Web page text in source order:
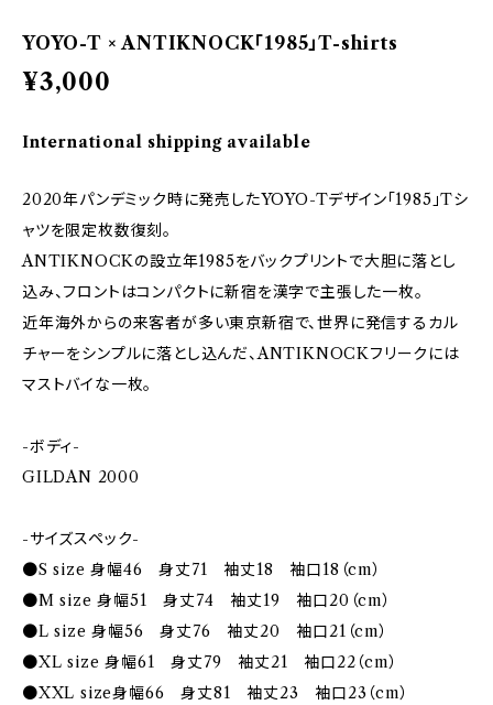
YOYO-T × ANTIKNOCK「1985」T-shirts
¥3,000
International shipping available
2020年パンデミック時に発売したYOYO-Tデザイン「1985」Tシ
ャツを限定枚数復刻。
ANTIKNOCKの設立年1985をバックプリントで大胆に落とし
込み、フロントはコンパクトに新宿を漢字で主張した一枚。
近年海外からの来客者が多い東京新宿で、世界に発信するカル
チャーをシンプルに落とし込んだ、ANTIKNOCKフリークには
マストバイな一枚。
-ボディ-
GILDAN 2000
-サイズスペック-
●S size 身幅46 身丈71 袖丈18 袖口18（cm）
●M size 身幅51 身丈74 袖丈19 袖口20（cm）
●L size 身幅56 身丈76 袖丈20 袖口21（cm）
●XL size 身幅61 身丈79 袖丈21 袖口22（cm）
●XXL size身幅66 身丈81 袖丈23 袖口23（cm）